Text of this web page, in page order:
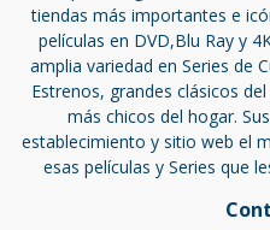
tiendas más importantes e
películas en DVD,Blu Ray y
amplia variedad en Series de
Estrenos, grandes clásicos
más chicos del hogar.
establecimiento y sitio web el
esas películas y Series que